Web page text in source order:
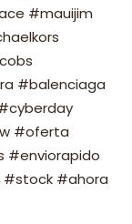
#mauijim
#balenciaga
#oferta
#enviorapido
#ahora